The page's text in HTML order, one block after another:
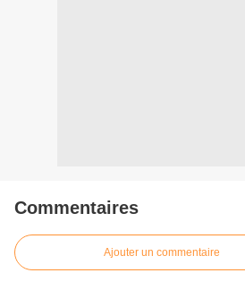
Commentaires
Ajouter un commentaire